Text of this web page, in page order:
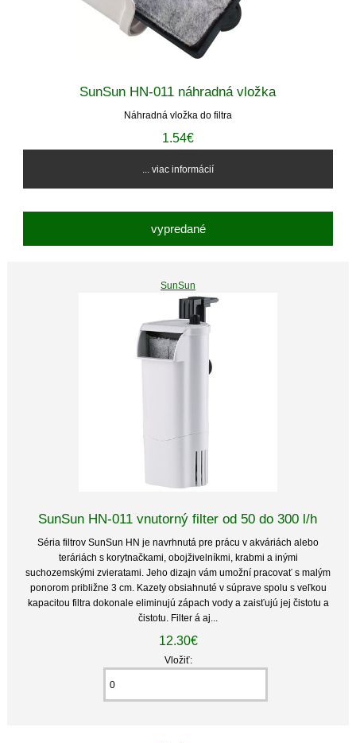
SunSun HN-011 náhradná vložka
Náhradná vložka do filtra
1.54€
... viac informácií
vypredané
SunSun
SunSun HN-011 vnutorný filter od 50 do 300 l/h
Séria filtrov SunSun HN je navrhnutá pre prácu v akváriách alebo
teráriách s korytnačkami, obojživelníkmi, krabmi a inými
suchozemskými zvieratami. Jeho dizajn vám umožní pracovať s malým
ponorom približne 3 cm. Kazety obsiahnuté v súprave spolu s veľkou
kapacitou filtra dokonale eliminujú zápach vody a zaisťujú jej čistotu a
čistotu. Filter á aj...
12.30€
Vložiť: